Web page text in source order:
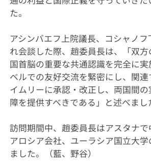
た。
アシンバエフ上院議長、コシャノ
れ会談した際、趙委員長は、「双
国首脳の重要な共通認識を完全に
ベルでの友好交流を緊密にし、関
イムリーに承認・改正し、両国間
障を提供すべきである」と述べまし
訪問期間中、趙委員長はアスタナ
アロシア会社、ユーラシア国立大
ました。（藍、野谷）